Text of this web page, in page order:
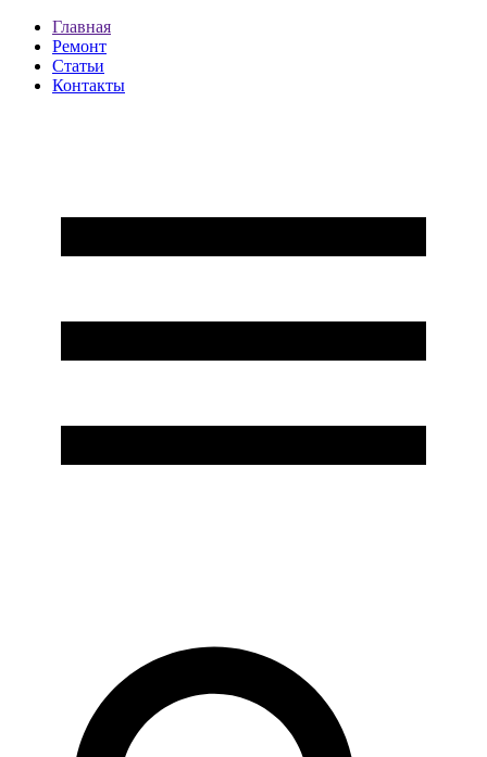
Главная
Ремонт
Статьи
Контакты